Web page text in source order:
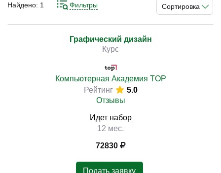
Сортировка
Найдено: 1 Фильтры
Графический дизайн
Курс
Компьютерная Академия TOP
Рейтинг
5.0
Отзывы
Идет набор
12 мес.
72830
Подать заявку